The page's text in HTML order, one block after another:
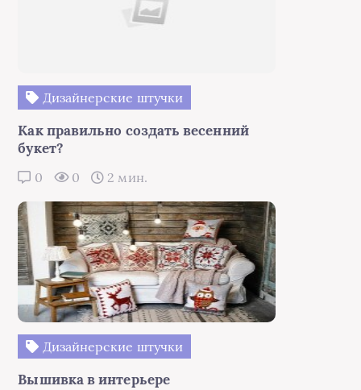
Дизайнерские штучки
Как правильно создать весенний
букет?
0 0 2 мин.
Дизайнерские штучки
Вышивка в интерьере